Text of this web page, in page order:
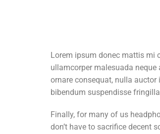
Lorem ipsum donec mattis mi
ullamcorper malesuada
ornare consequat, nulla
bibendum suspendisse
Finally, for many of us
don’t have to sacrifice decent